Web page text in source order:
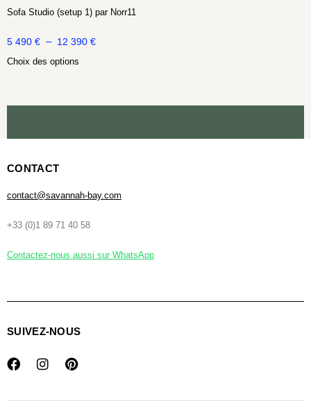
Sofa Studio (setup 1) par Norr11
5 490 € – 12 390 €
Choix des options
CONTACT
contact@savannah-bay.com
+33 (0)1 89 71 40 58
Contactez-nous aussi sur WhatsApp
SUIVEZ-NOUS